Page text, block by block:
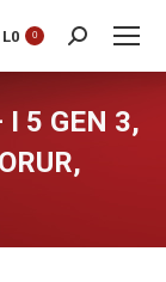
L0 0 Search:
I 5 GEN 3,